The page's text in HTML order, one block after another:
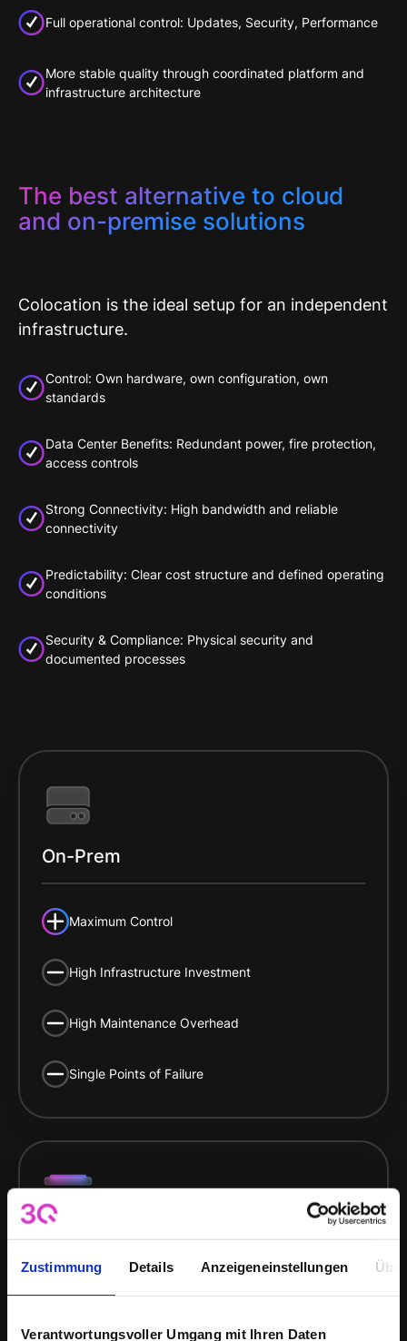
Zustimmung Details Anzeigeneinstellungen
Verantwortungsvoller Umgang mit Ihren Daten
Full operational control: Updates, Security, Performance
More stable quality through coordinated platform and
infrastructure architecture
The best alternative to cloud
and on-premise solutions
Colocation is the ideal setup for an independent
infrastructure.
Control: Own hardware, own configuration, own
standards
Data Center Benefits: Redundant power, fire protection,
access controls
Strong Connectivity: High bandwidth and reliable
connectivity
Predictability: Clear cost structure and defined operating
conditions
Security & Compliance: Physical security and
documented processes
On-Prem
Maximum Control
High Infrastructure Investment
High Maintenance Overhead
Single Points of Failure
3Q Colocation